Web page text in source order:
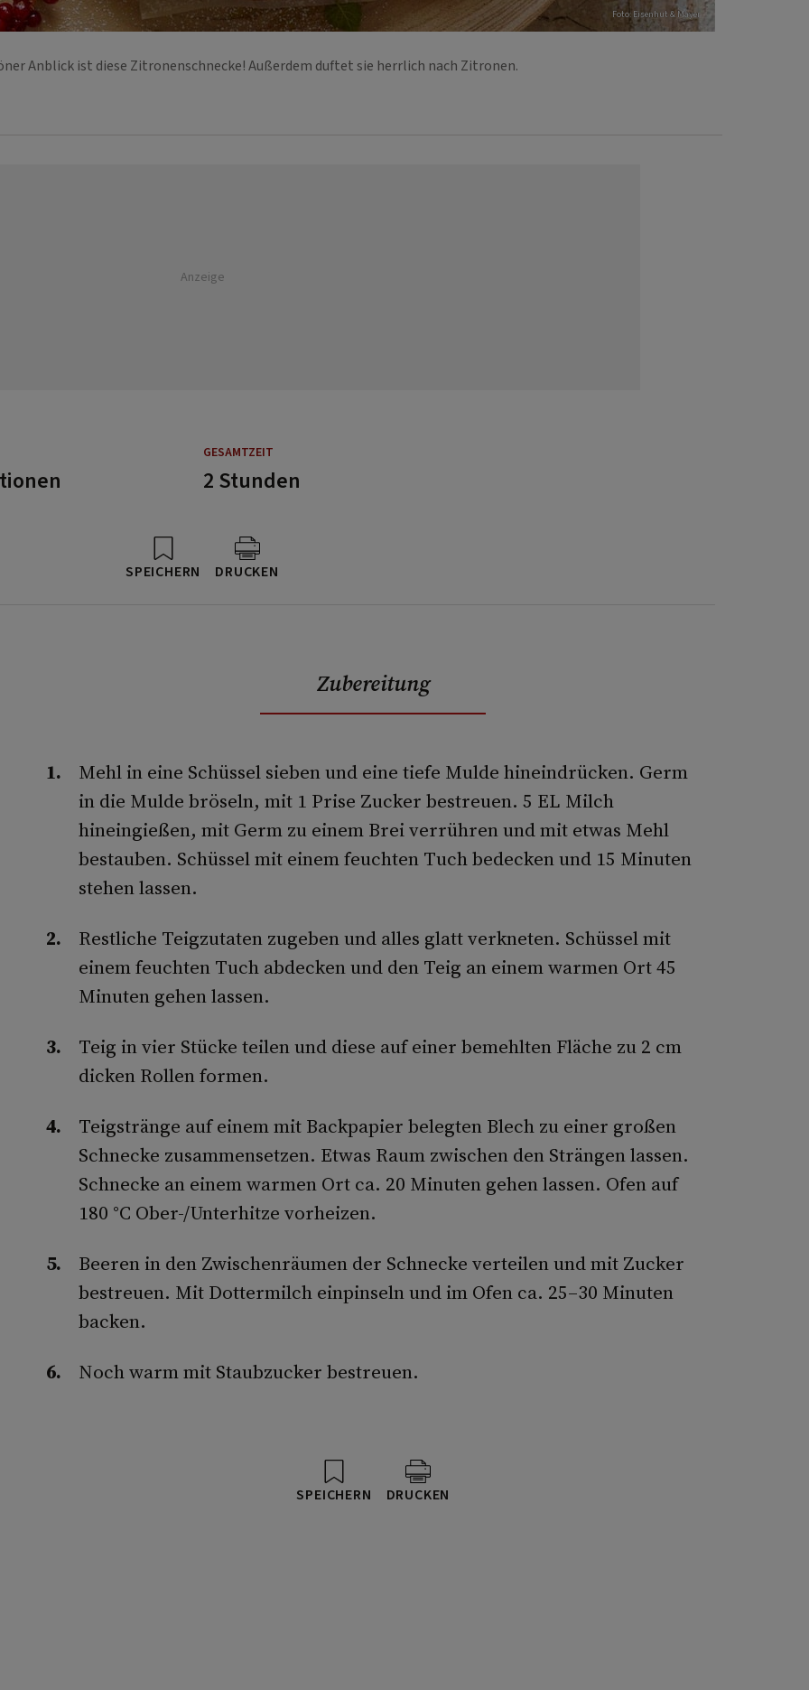
Foto: Eisenhut & Mayer
Anblick ist diese Zitronenschnecke! Außerdem duftet sie herrlich nach Zitronen.
Anzeige
GESAMTZEIT
2 Stunden
SPEICHERN DRUCKEN
Zubereitung
Mehl in eine Schüssel sieben und eine tiefe Mulde hineindrücken. Germ
in die Mulde bröseln, mit 1 Prise Zucker bestreuen. 5 EL Milch
hineingießen, mit Germ zu einem Brei verrühren und mit etwas Mehl
bestauben. Schüssel mit einem feuchten Tuch bedecken und 15 Minuten
stehen lassen.
Restliche Teigzutaten zugeben und alles glatt verkneten. Schüssel mit
einem feuchten Tuch abdecken und den Teig an einem warmen Ort 45
Minuten gehen lassen.
Teig in vier Stücke teilen und diese auf einer bemehlten Fläche zu 2 cm
dicken Rollen formen.
Teigstränge auf einem mit Backpapier belegten Blech zu einer großen
Schnecke zusammensetzen. Etwas Raum zwischen den Strängen lassen.
Schnecke an einem warmen Ort ca. 20 Minuten gehen lassen. Ofen auf
180 °C Ober-/Unterhitze vorheizen.
Beeren in den Zwischenräumen der Schnecke verteilen und mit Zucker
bestreuen. Mit Dottermilch einpinseln und im Ofen ca. 25–30 Minuten
backen.
Noch warm mit Staubzucker bestreuen.
SPEICHERN DRUCKEN